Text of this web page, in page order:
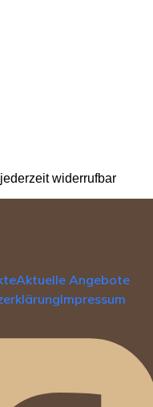
widerrufbar
Aktuelle Angebote
Impressum